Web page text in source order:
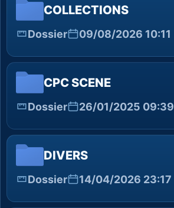
COLLECTIONS
Dossier 09/08/2026 10:11
CPC SCENE
Dossier 26/01/2025 09:39
DIVERS
Dossier 14/04/2026 23:17